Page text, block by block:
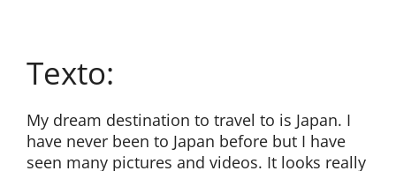
Texto:
My dream destination to travel to is Japan. I
have never been to Japan before but I have
seen many pictures and videos. It looks really